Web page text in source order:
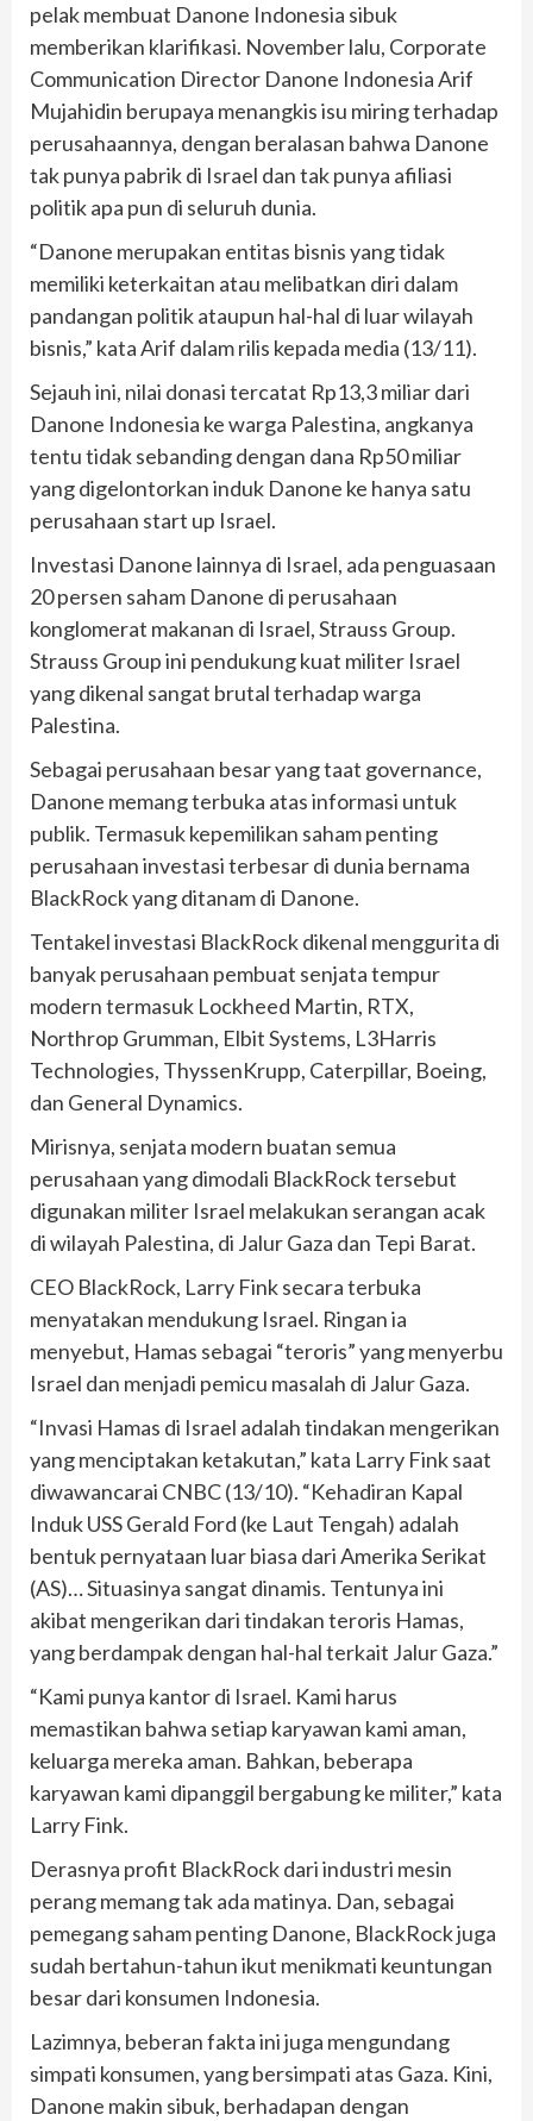
pelak membuat Danone Indonesia sibuk
memberikan klarifikasi. November lalu, Corporate
Communication Director Danone Indonesia Arif
Mujahidin berupaya menangkis isu miring terhadap
perusahaannya, dengan beralasan bahwa Danone
tak punya pabrik di Israel dan tak punya afiliasi
politik apa pun di seluruh dunia.
“Danone merupakan entitas bisnis yang tidak
memiliki keterkaitan atau melibatkan diri dalam
pandangan politik ataupun hal-hal di luar wilayah
bisnis,” kata Arif dalam rilis kepada media (13/11).
Sejauh ini, nilai donasi tercatat Rp13,3 miliar dari
Danone Indonesia ke warga Palestina, angkanya
tentu tidak sebanding dengan dana Rp50 miliar
yang digelontorkan induk Danone ke hanya satu
perusahaan start up Israel.
Investasi Danone lainnya di Israel, ada penguasaan
20 persen saham Danone di perusahaan
konglomerat makanan di Israel, Strauss Group.
Strauss Group ini pendukung kuat militer Israel
yang dikenal sangat brutal terhadap warga
Palestina.
Sebagai perusahaan besar yang taat governance,
Danone memang terbuka atas informasi untuk
publik. Termasuk kepemilikan saham penting
perusahaan investasi terbesar di dunia bernama
BlackRock yang ditanam di Danone.
Tentakel investasi BlackRock dikenal menggurita di
banyak perusahaan pembuat senjata tempur
modern termasuk Lockheed Martin, RTX,
Northrop Grumman, Elbit Systems, L3Harris
Technologies, ThyssenKrupp, Caterpillar, Boeing,
dan General Dynamics.
Mirisnya, senjata modern buatan semua
perusahaan yang dimodali BlackRock tersebut
digunakan militer Israel melakukan serangan acak
di wilayah Palestina, di Jalur Gaza dan Tepi Barat.
CEO BlackRock, Larry Fink secara terbuka
menyatakan mendukung Israel. Ringan ia
menyebut, Hamas sebagai “teroris” yang menyerbu
Israel dan menjadi pemicu masalah di Jalur Gaza.
“Invasi Hamas di Israel adalah tindakan mengerikan
yang menciptakan ketakutan,” kata Larry Fink saat
diwawancarai CNBC (13/10). “Kehadiran Kapal
Induk USS Gerald Ford (ke Laut Tengah) adalah
bentuk pernyataan luar biasa dari Amerika Serikat
(AS)… Situasinya sangat dinamis. Tentunya ini
akibat mengerikan dari tindakan teroris Hamas,
yang berdampak dengan hal-hal terkait Jalur Gaza.”
“Kami punya kantor di Israel. Kami harus
memastikan bahwa setiap karyawan kami aman,
keluarga mereka aman. Bahkan, beberapa
karyawan kami dipanggil bergabung ke militer,” kata
Larry Fink.
Derasnya profit BlackRock dari industri mesin
perang memang tak ada matinya. Dan, sebagai
pemegang saham penting Danone, BlackRock juga
sudah bertahun-tahun ikut menikmati keuntungan
besar dari konsumen Indonesia.
Lazimnya, beberan fakta ini juga mengundang
simpati konsumen, yang bersimpati atas Gaza. Kini,
Danone makin sibuk, berhadapan dengan